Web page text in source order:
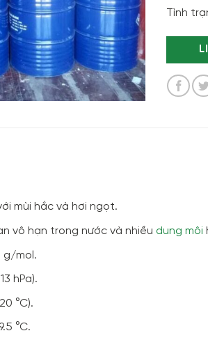
Tình
mùi hắc và hơi ngọt.
vô hạn trong nước và nhiều dung môi
g/mol.
hPa).
°C).
°C.